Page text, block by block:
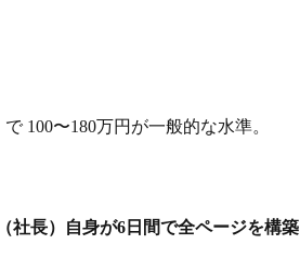
100〜180万円が一般的な水準。
社長）自身が6日間で全ページを構築